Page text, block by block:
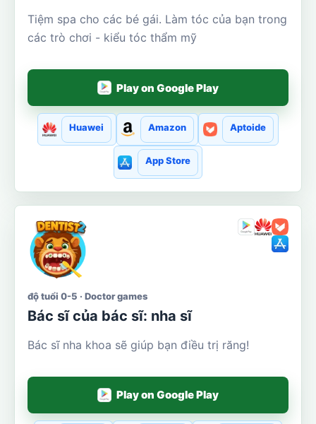
Tiệm spa cho các bé gái. Làm tóc của bạn trong
các trò chơi - kiểu tóc thẩm mỹ
Play on Google Play
Huawei Amazon Aptoide
App Store
độ tuổi 0-5 · Doctor games
Bác sĩ của bác sĩ: nha sĩ
Bác sĩ nha khoa sẽ giúp bạn điều trị răng!
Play on Google Play